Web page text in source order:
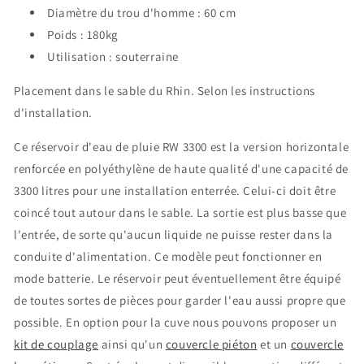
Diamètre du trou d'homme : 60 cm
Poids : 180kg
Utilisation : souterraine
Placement dans le sable du Rhin. Selon les instructions
d'installation.
Ce réservoir d'eau de pluie RW 3300 est la version horizontale
renforcée en polyéthylène de haute qualité d'une capacité de
3300 litres pour une installation enterrée. Celui-ci doit être
coincé tout autour dans le sable. La sortie est plus basse que
l'entrée, de sorte qu'aucun liquide ne puisse rester dans la
conduite d'alimentation. Ce modèle peut fonctionner en
mode batterie. Le réservoir peut éventuellement être équipé
de toutes sortes de pièces pour garder l'eau aussi propre que
possible. En option pour la cuve nous pouvons proposer un
kit de couplage ainsi qu'un couvercle piéton et un couvercle